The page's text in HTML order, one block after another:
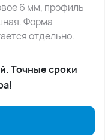
6 мм, профиль
Форма
отдельно.
Точные сроки